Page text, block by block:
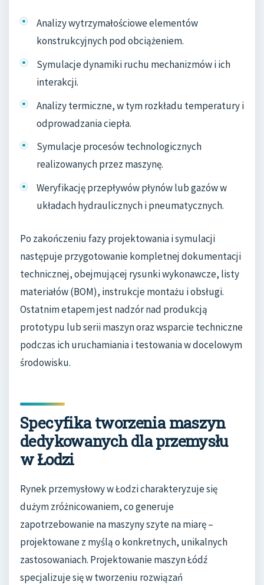
Analizy wytrzymałościowe elementów
konstrukcyjnych pod obciążeniem.
Symulacje dynamiki ruchu mechanizmów i ich
interakcji.
Analizy termiczne, w tym rozkładu temperatury i
odprowadzania ciepła.
Symulacje procesów technologicznych
realizowanych przez maszynę.
Weryfikację przepływów płynów lub gazów w
układach hydraulicznych i pneumatycznych.
Po zakończeniu fazy projektowania i symulacji
następuje przygotowanie kompletnej dokumentacji
technicznej, obejmującej rysunki wykonawcze, listy
materiałów (BOM), instrukcje montażu i obsługi.
Ostatnim etapem jest nadzór nad produkcją
prototypu lub serii maszyn oraz wsparcie techniczne
podczas ich uruchamiania i testowania w docelowym
środowisku.
Specyfika tworzenia maszyn
dedykowanych dla przemysłu
w Łodzi
Rynek przemysłowy w Łodzi charakteryzuje się
dużym zróżnicowaniem, co generuje
zapotrzebowanie na maszyny szyte na miarę –
projektowane z myślą o konkretnych, unikalnych
zastosowaniach. Projektowanie maszyn Łódź
specjalizuje się w tworzeniu rozwiązań